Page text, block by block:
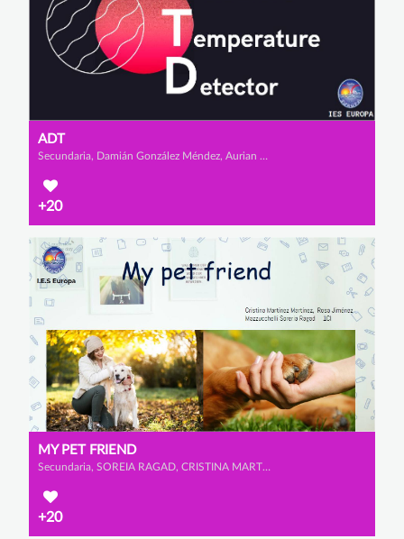
ADT
Secundaria, Damián González Méndez, Aurian Layeul y Sergio Galán Torres
+20
MY PET FRIEND
Secundaria, SOREIA RAGAD, CRISTINA MARTÍNEZ MARTÍNEZ y ROSA CATALINA JIÉNEZ MAZZUCCHELLI
+20